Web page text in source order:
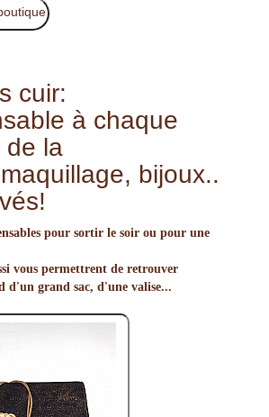
cuir:
à chaque
de la
bijoux..
pour sortir le soir ou pour une
vous permettrent de retrouver
d'un grand sac, d'une valise...